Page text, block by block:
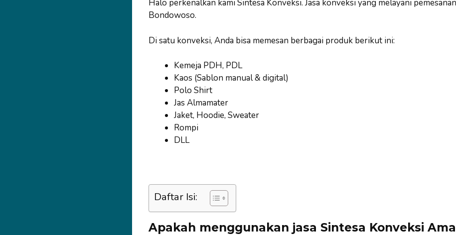
Halo perkenalkan kami Sintesa Konveksi. Jasa konveksi yang melayani
Bondowoso.
Di satu konveksi, Anda bisa memesan berbagai produk berikut ini:
Kemeja PDH, PDL
Kaos (Sablon manual & digital)
Polo Shirt
Jas Almamater
Jaket, Hoodie, Sweater
Rompi
DLL
Daftar Isi:
Apakah menggunakan jasa Sintesa Konveksi